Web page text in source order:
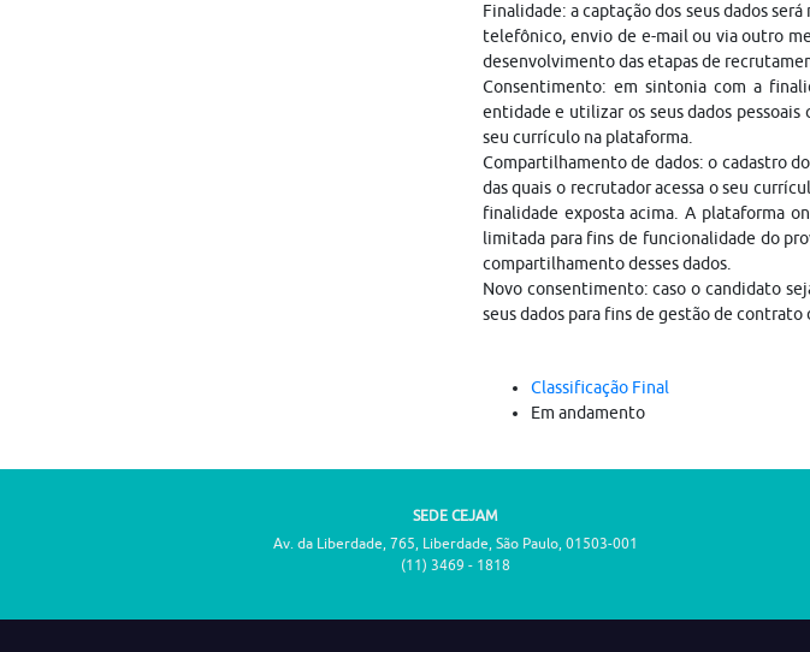
Finalidade: a captação dos seus dados
telefônico, envio de e-mail ou via outro
desenvolvimento das etapas de
Consentimento: em sintonia com a
entidade e utilizar os seus dados
seu currículo na plataforma.
Compartilhamento de dados: o cadastro
das quais o recrutador acessa o seu
finalidade exposta acima. A plataforma
limitada para fins de funcionalidade do
compartilhamento desses dados.
Novo consentimento: caso o candidato
seus dados para fins de gestão de contrato
Classificação Final
Em andamento
SEDE CEJAM
Av. da Liberdade, 765, Liberdade, São Paulo, 01503-001
(11) 3469 - 1818